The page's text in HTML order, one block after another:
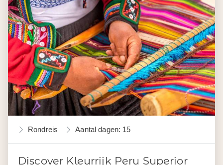
Rondreis Aantal dagen: 15
Discover Kleurrijk Peru Superior